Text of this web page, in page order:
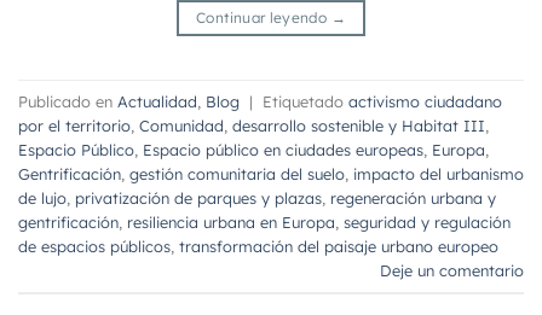
Continuar leyendo →
Publicado en Actualidad Blog | Etiquetado activismo ciudadano
por el territorio Comunidad desarrollo sostenible y Habitat III
Espacio Público Espacio público en ciudades europeas Europa
Gentrificación gestión comunitaria del suelo impacto del urbanismo
de lujo privatización de parques y plazas regeneración urbana y
gentrificación resiliencia urbana en Europa seguridad y regulación
de espacios públicos transformación del paisaje urbano europeo
Deje un comentario